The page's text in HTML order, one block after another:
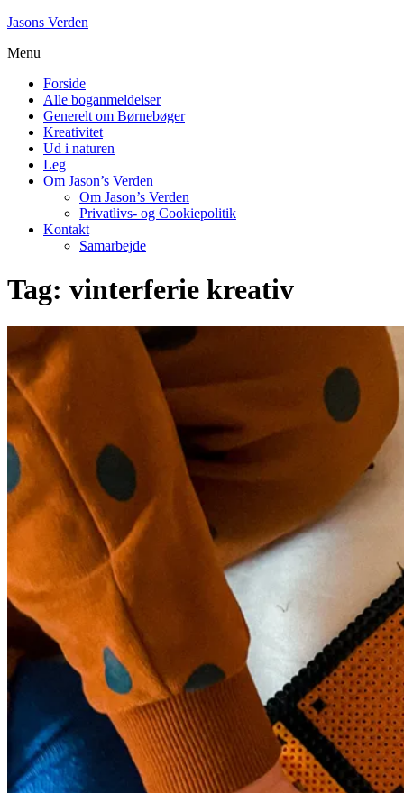
Skip
content
Jasons Verden
Menu
Forside
Alle boganmeldelser
Generelt om Børnebøger
Kreativitet
Ud i naturen
Leg
Om Jason’s Verden
Om Jason’s Verden
Privatlivs- og Cookiepolitik
Kontakt
Samarbejde
Tag: vinterferie kreativ